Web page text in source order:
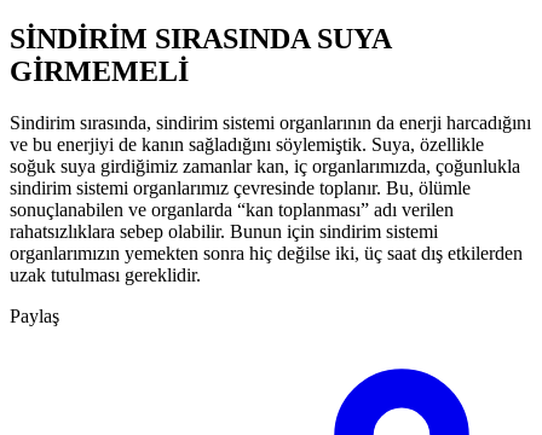
SİNDİRİM SIRASINDA SUYA
GİRMEMELİ
Sindirim sırasında, sindirim sistemi organlarının da enerji harcadığını
ve bu enerjiyi de kanın sağladığını söylemiştik. Suya, özellikle
soğuk suya girdiğimiz zamanlar kan, iç organlarımızda, çoğunlukla
sindirim sistemi organlarımız çevresinde toplanır. Bu, ölümle
sonuçlanabilen ve organlarda “kan toplanması” adı verilen
rahatsızlıklara sebep olabilir. Bunun için sindirim sistemi
organlarımızın yemekten sonra hiç değilse iki, üç saat dış etkilerden
uzak tutulması gereklidir.
Paylaş